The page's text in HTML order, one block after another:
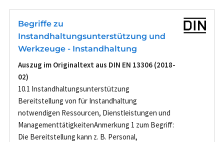
Begriffe zu
Instandhaltungsunterstützung und
Werkzeuge - Instandhaltung
Auszug im Originaltext aus DIN EN 13306 (2018-
02)
10.1 Instandhaltungsunterstützung
Bereitstellung von für Instandhaltung
notwendigen Ressourcen, Dienstleistungen und
ManagementtätigkeitenAnmerkung 1 zum Begriff:
Die Bereitstellung kann z. B. Personal,